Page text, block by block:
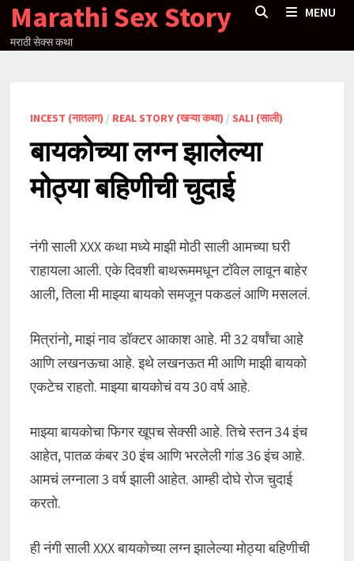
Skip
content
Marathi Sex Story
मराठी सेक्स कथा
MENU
INCEST (नातलग) / REAL STORY (खऱ्या कथा) / SALI (साली)
बायकोच्या लग्न झालेल्या
मोठ्या बहिणीची चुदाई
नंगी साली XXX कथा मध्ये माझी मोठी साली आमच्या घरी
राहायला आली. एके दिवशी बाथरूममधून टॉवेल लावून बाहेर
आली, तिला मी माझ्या बायको समजून पकडलं आणि मसललं.
मित्रांनो, माझं नाव डॉक्टर आकाश आहे. मी 32 वर्षांचा आहे
आणि लखनऊचा आहे. इथे लखनऊत मी आणि माझी बायको
एकटेच राहतो. माझ्या बायकोचं वय 30 वर्ष आहे.
माझ्या बायकोचा फिगर खूपच सेक्सी आहे. तिचे स्तन 34 इंच
आहेत, पातळ कंबर 30 इंच आणि भरलेली गांड 36 इंच आहे.
आमचं लग्नाला 3 वर्ष झाली आहेत. आम्ही दोघे रोज चुदाई
करतो.
ही नंगी साली XXX बायकोच्या लग्न झालेल्या मोठ्या बहिणीची